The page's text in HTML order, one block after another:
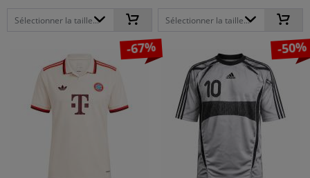
Sélectionner la taille... Sélectionner la taille...
-67% -50%